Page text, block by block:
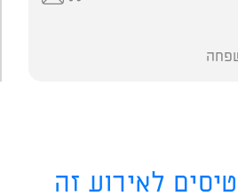
לאירוע זה